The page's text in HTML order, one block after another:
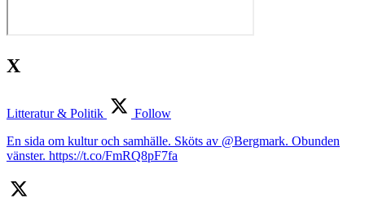
X
Litteratur & Politik
Follow
En sida om kultur och samhälle. Sköts av @Bergmark. Obunden
vänster. https://t.co/FmRQ8pF7fa